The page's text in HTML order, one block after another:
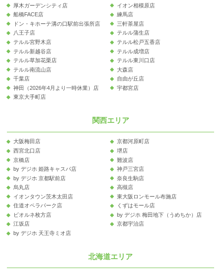
厚木ガーデンシティ店
イオン相模原店
船橋FACE店
練馬店
ドン・キホーテ溝の口駅前出張所店
三軒茶屋店
八王子店
テルル蒲生店
テルル宮野木店
テルル松戸五香店
テルル新越谷店
テルル成増店
テルル草加花栗店
テルル東川口店
テルル南流山店
大森店
千葉店
自由が丘店
神田（2026年4月より一時休業）店
宇都宮店
東京大手町店
関西エリア
大阪梅田店
京都河原町店
西宮北口店
堺店
京橋店
難波店
by デジホ 姫路キャスパ店
神戸三宮店
by デジホ 京都駅前店
奈良生駒店
烏丸店
高槻店
イオンタウン茨木太田店
東大阪ロンモール布施店
住道オペラパーク店
くずはモール店
ビオルネ枚方店
by デジホ 梅田地下（うめちか）店
江坂店
京都宇治店
by デジホ 天王寺ミオ店
北海道エリア